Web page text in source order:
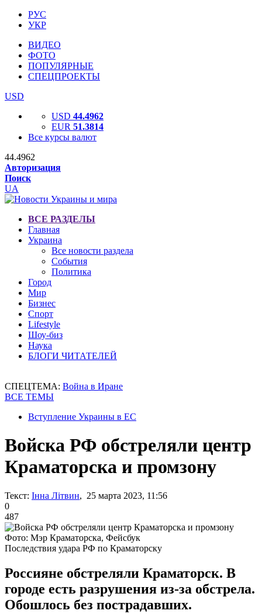
РУС
УКР
ВИДЕО
ФОТО
ПОПУЛЯРНЫЕ
СПЕЦПРОЕКТЫ
USD
USD 44.4962
EUR 51.3814
Все курсы валют
44.4962
Авторизация
Поиск
UA
ВСЕ РАЗДЕЛЫ
Главная
Украина
Все новости раздела
События
Политика
Город
Мир
Бизнес
Спорт
Lifestyle
Шоу-биз
Наука
БЛОГИ ЧИТАТЕЛЕЙ
СПЕЦТЕМА: Война в Иране
ВСЕ ТЕМЫ
Вступление Украины в ЕС
Войска РФ обстреляли центр
Краматорска и промзону
Текст: Інна Літвин, 25 марта 2023, 11:56
0
487
Фото: Мэр Краматорска, Фейсбук
Последствия удара РФ по Краматорску
Россияне обстреляли Краматорск. В
городе есть разрушения из-за обстрела.
Обошлось без пострадавших.